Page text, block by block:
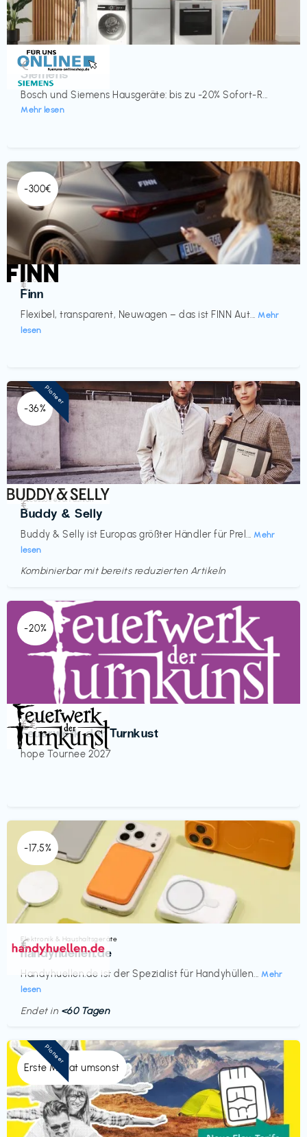
Küche & Haushalt
Siemens
Bosch und Siemens Hausgeräte: bis zu -20% Sofort-R...
Mehr lesen
€‎
-300€
Automobil
Finn
Flexibel, transparent, Neuwagen – das ist FINN Aut... Mehr
lesen
€‎
-36%
Accessoires & Fashion
Buddy & Selly
Buddy & Selly ist Europas größter Händler für Prel... Mehr
lesen
€‎
Kombinierbar mit bereits reduzierten Artikeln
Pioneer
-20%
Veranstaltung
Feuerwerk der Turnkust
hope Tournee 2027
€€‎
-17,5%
Elektronik & Haushaltsgeräte
handyhuellen.de
Handyhuellen.de ist der Spezialist für Handyhüllen... Mehr
lesen
€‎
Endet in <60 Tagen
Erste Monat umsonst
Pioneer